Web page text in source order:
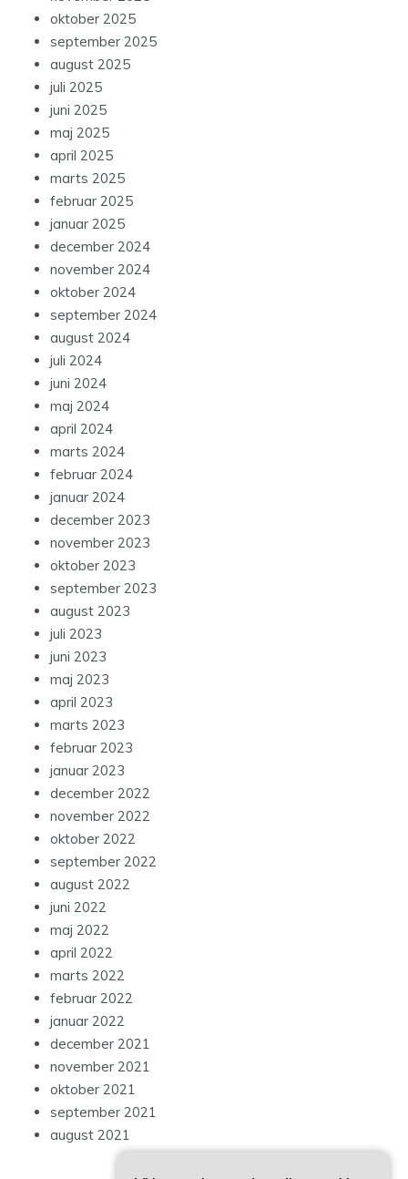
oktober 2025
september 2025
august 2025
juli 2025
juni 2025
maj 2025
april 2025
marts 2025
februar 2025
januar 2025
december 2024
november 2024
oktober 2024
september 2024
august 2024
juli 2024
juni 2024
maj 2024
april 2024
marts 2024
februar 2024
januar 2024
december 2023
november 2023
oktober 2023
september 2023
august 2023
juli 2023
juni 2023
maj 2023
april 2023
marts 2023
februar 2023
januar 2023
december 2022
november 2022
oktober 2022
september 2022
august 2022
juni 2022
maj 2022
april 2022
marts 2022
februar 2022
januar 2022
december 2021
november 2021
oktober 2021
september 2021
august 2021